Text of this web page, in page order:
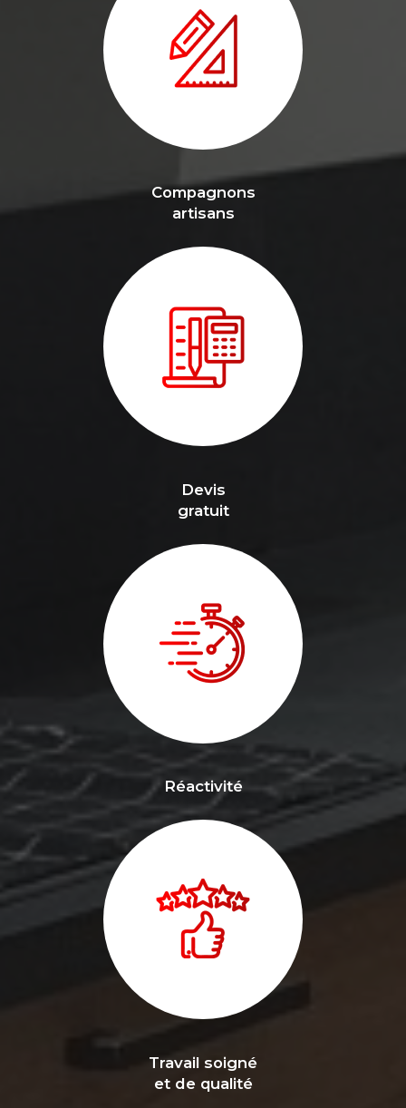
Compagnons
artisans
Devis
gratuit
Réactivité
Travail soigné
et de qualité